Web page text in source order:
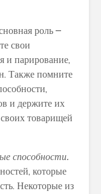
роль –
свои
и парирование,
Также помните
и держите их
товарищей
способности.
которые
Некоторые из